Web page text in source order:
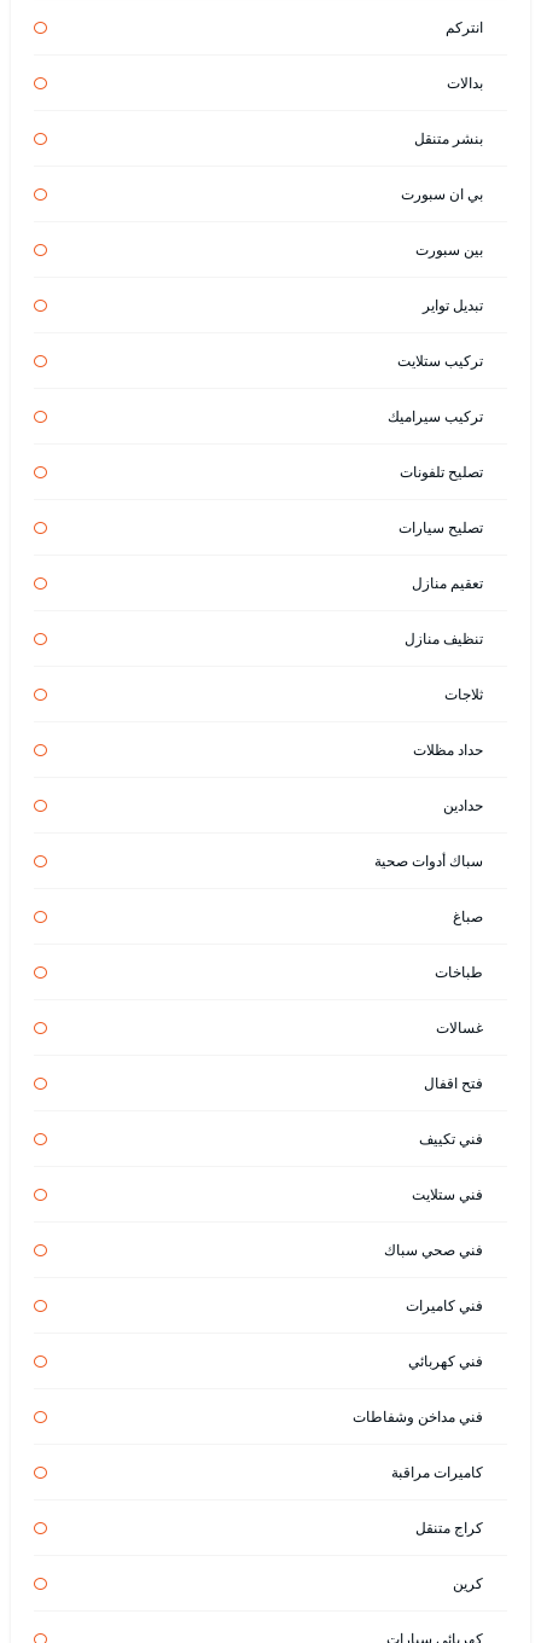
انتركم
بدالات
بنشر متنقل
بي ان سبورت
بين سبورت
تبديل تواير
تركيب ستلايت
تركيب سيراميك
تصليح تلفونات
تصليح سيارات
تعقيم منازل
تنظيف منازل
ثلاجات
حداد مظلات
حدادين
سباك أدوات صحية
صباغ
طباخات
غسالات
فتح اقفال
فني تكييف
فني ستلايت
فني صحي سباك
فني كاميرات
فني كهربائي
فني مداخن وشفاطات
كاميرات مراقبة
كراج متنقل
كرين